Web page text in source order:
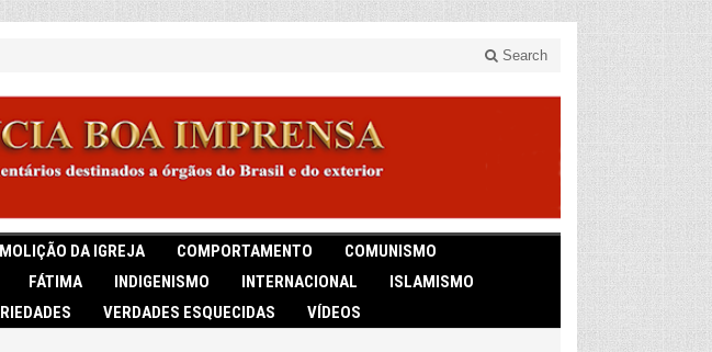
Search
DA IGREJA COMPORTAMENTO
COMUNISMO
FÁTIMA INDIGENISMO INTERNACIONAL
ISLAMISMO
VERDADES ESQUECIDAS VÍDEOS